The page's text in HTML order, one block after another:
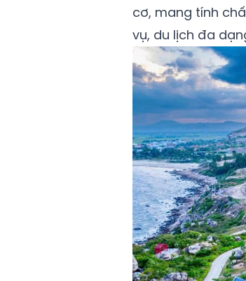
cơ, mang tính
vụ, du lịch đa